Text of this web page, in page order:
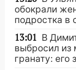
обокрали
подростка в
13:01 В
выбросил
гранату: его